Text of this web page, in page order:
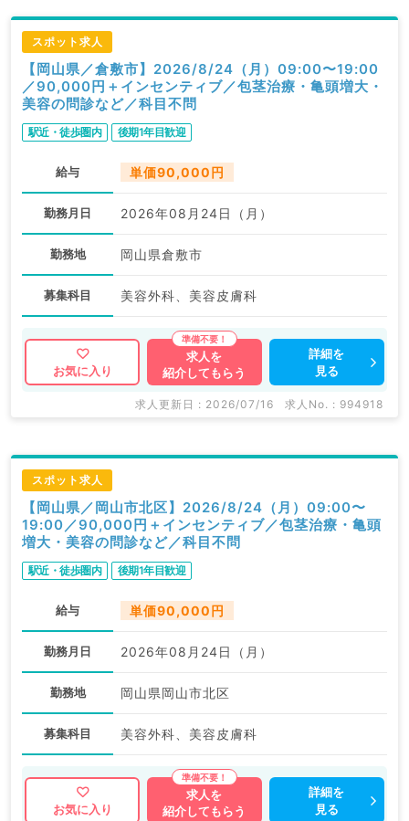
スポット求人
【岡山県／倉敷市】2026/8/24（月）09:00〜19:00
／90,000円＋インセンティブ／包茎治療・亀頭増大・
美容の問診など／科目不問
駅近・徒歩圏内 後期1年目歓迎
給与 単価90,000円
勤務月日 2026年08月24日（月）
勤務地 岡山県倉敷市
募集科目 美容外科、美容皮膚科
お気に入り
求人を
紹介してもらう
詳細を
見る
求人更新日 : 2026/07/16 求人No. : 994918
スポット求人
【岡山県／岡山市北区】2026/8/24（月）09:00〜
19:00／90,000円＋インセンティブ／包茎治療・亀頭
増大・美容の問診など／科目不問
駅近・徒歩圏内 後期1年目歓迎
給与 単価90,000円
勤務月日 2026年08月24日（月）
勤務地 岡山県岡山市北区
募集科目 美容外科、美容皮膚科
お気に入り
求人を
紹介してもらう
詳細を
見る